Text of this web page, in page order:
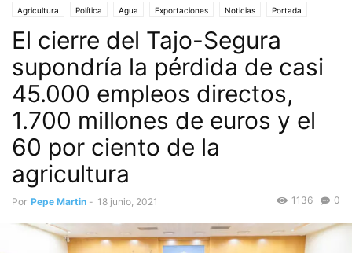
Agricultura Política Agua Exportaciones Noticias Portada
Región de Murcia Sector Agroalimentario Trasvase Tajo-Segura
Turismo
El cierre del Tajo-Segura
supondría la pérdida de casi
45.000 empleos directos,
1.700 millones de euros y el
60 por ciento de la
agricultura
Por Pepe Martin - 18 junio, 2021 0
1136